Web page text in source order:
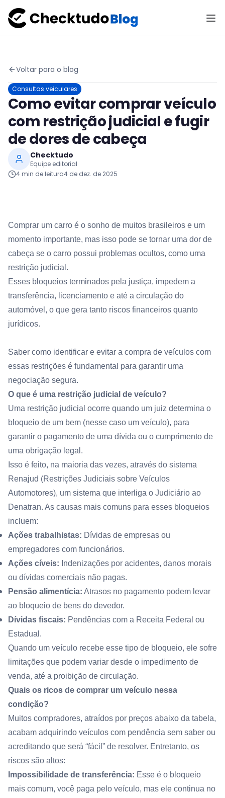
Voltar para o blog
Consultas veiculares
Como evitar comprar veículo
com restrição judicial e fugir
de dores de cabeça
Checktudo
Equipe editorial
4 min de leitura4 de dez. de 2025
Comprar um carro é o sonho de muitos brasileiros e um
momento importante, mas isso pode se tornar uma dor de
cabeça se o carro possui problemas ocultos, como uma
restrição judicial.
Esses bloqueios terminados pela justiça, impedem a
transferência, licenciamento e até a circulação do
automóvel, o que gera tanto riscos financeiros quanto
jurídicos.
Saber como identificar e evitar a compra de veículos com
essas restrições é fundamental para garantir uma
negociação segura.
O que é uma restrição judicial de veículo?
Uma restrição judicial ocorre quando um juiz determina o
bloqueio de um bem (nesse caso um veículo), para
garantir o pagamento de uma dívida ou o cumprimento de
uma obrigação legal.
Isso é feito, na maioria das vezes, através do sistema
Renajud (Restrições Judiciais sobre Veículos
Automotores), um sistema que interliga o Judiciário ao
Denatran. As causas mais comuns para esses bloqueios
incluem:
Ações trabalhistas: Dívidas de empresas ou
empregadores com funcionários.
Ações cíveis: Indenizações por acidentes, danos morais
ou dívidas comerciais não pagas.
Pensão alimentícia: Atrasos no pagamento podem levar
ao bloqueio de bens do devedor.
Dívidas fiscais: Pendências com a Receita Federal ou
Estadual.
Quando um veículo recebe esse tipo de bloqueio, ele sofre
limitações que podem variar desde o impedimento de
venda, até a proibição de circulação.
Quais os ricos de comprar um veículo nessa
condição?
Muitos compradores, atraídos por preços abaixo da tabela,
acabam adquirindo veículos com pendência sem saber ou
acreditando que será “fácil” de resolver. Entretanto, os
riscos são altos:
Impossibilidade de transferência: Esse é o bloqueio
mais comum, você paga pelo veículo, mas ele continua no